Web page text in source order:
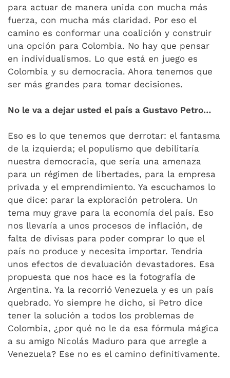
para actuar de manera unida con mucha más
fuerza, con mucha más claridad. Por eso el
camino es conformar una coalición y construir
una opción para Colombia. No hay que pensar
en individualismos. Lo que está en juego es
Colombia y su democracia. Ahora tenemos que
ser más grandes para tomar decisiones.
No le va a dejar usted el país a Gustavo Petro…
Eso es lo que tenemos que derrotar: el fantasma
de la izquierda; el populismo que debilitaría
nuestra democracia, que sería una amenaza
para un régimen de libertades, para la empresa
privada y el emprendimiento. Ya escuchamos lo
que dice: parar la exploración petrolera. Un
tema muy grave para la economía del país. Eso
nos llevaría a unos procesos de inflación, de
falta de divisas para poder comprar lo que el
país no produce y necesita importar. Tendría
unos efectos de devaluación devastadores. Esa
propuesta que nos hace es la fotografía de
Argentina. Ya la recorrió Venezuela y es un país
quebrado. Yo siempre he dicho, si Petro dice
tener la solución a todos los problemas de
Colombia, ¿por qué no le da esa fórmula mágica
a su amigo Nicolás Maduro para que arregle a
Venezuela? Ese no es el camino definitivamente.